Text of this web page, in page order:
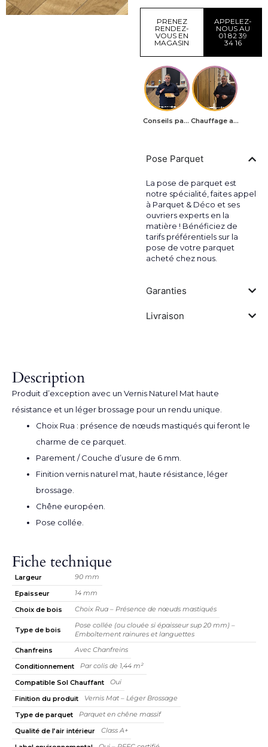
PRENEZ
RENDEZ-
VOUS EN
MAGASIN
APPELEZ-
NOUS AU
01 82 39
34 16
Conseils parquets Chauffage au sol
Pose Parquet
La pose de parquet est
notre spécialité, faites appel
à Parquet & Déco et ses
ouvriers experts en la
matière ! Bénéficiez de
tarifs préférentiels sur la
pose de votre parquet
acheté chez nous.
Garanties
Livraison
Description
Produit d’exception avec un Vernis Naturel Mat haute
résistance et un léger brossage pour un rendu unique.
Choix Rua : présence de nœuds mastiqués qui feront le
charme de ce parquet.
Parement / Couche d’usure de 6 mm.
Finition vernis naturel mat, haute résistance, léger
brossage.
Chêne européen.
Pose collée.
Fiche technique
Largeur
90 mm
Epaisseur
14 mm
Choix de bois
Choix Rua – Présence de nœuds mastiqués
Type de bois
Pose collée (ou clouée si épaisseur sup 20 mm) –
Emboîtement rainures et languettes
Chanfreins
Avec Chanfreins
Conditionnement
Par colis de 1,44 m²
Compatible Sol Chauffant
Oui
Finition du produit
Vernis Mat – Léger Brossage
Type de parquet
Parquet en chêne massif
Qualité de l’air intérieur
Class A+